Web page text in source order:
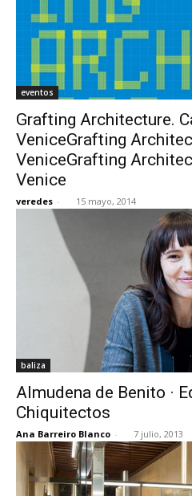
eventos
Grafting Architecture.
VeniceGrafting
VeniceGrafting
Venice
veredes - 15 mayo, 2014
baliza
Almudena de Benito ·
Chiquitectos
Ana Barreiro Blanco - 7 julio, 2013